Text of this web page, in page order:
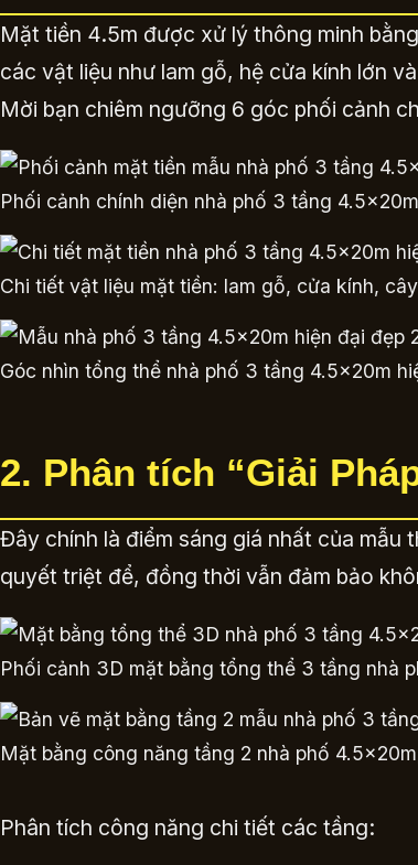
Mặt tiền 4.5m được xử lý thông minh
các vật liệu như lam gỗ, hệ cửa kính lớn
Mời bạn chiêm ngưỡng 6 góc phối cảnh
Phối cảnh chính diện nhà phố 3 tầng
Chi tiết vật liệu mặt tiền: lam gỗ, cửa kính,
Góc nhìn tổng thể nhà phố 3 tầng 4.5x20m
2. Phân tích “Giải
Đây chính là điểm sáng giá nhất của
quyết triệt để, đồng thời vẫn đảm bảo
Phối cảnh 3D mặt bằng tổng thể 3 tầng nhà
Mặt bằng công năng tầng 2 nhà phố
Phân tích công năng chi tiết các tầng: